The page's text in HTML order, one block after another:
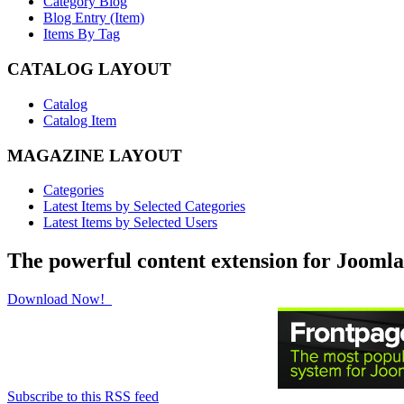
Blog Entry (Item)
Items By Tag
CATALOG LAYOUT
Catalog
Catalog Item
MAGAZINE LAYOUT
Categories
Latest Items by Selected Categories
Latest Items by Selected Users
The powerful content extension for
Download Now!
Subscribe to this RSS feed